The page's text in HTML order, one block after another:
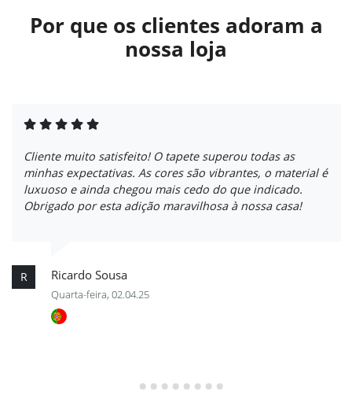
Por que os clientes adoram a
nossa loja
Cliente muito satisfeito! O tapete superou todas as
minhas expectativas. As cores são vibrantes, o material é
luxuoso e ainda chegou mais cedo do que indicado.
Obrigado por esta adição maravilhosa à nossa casa!
R Ricardo Sousa
Quarta-feira, 02.04.25